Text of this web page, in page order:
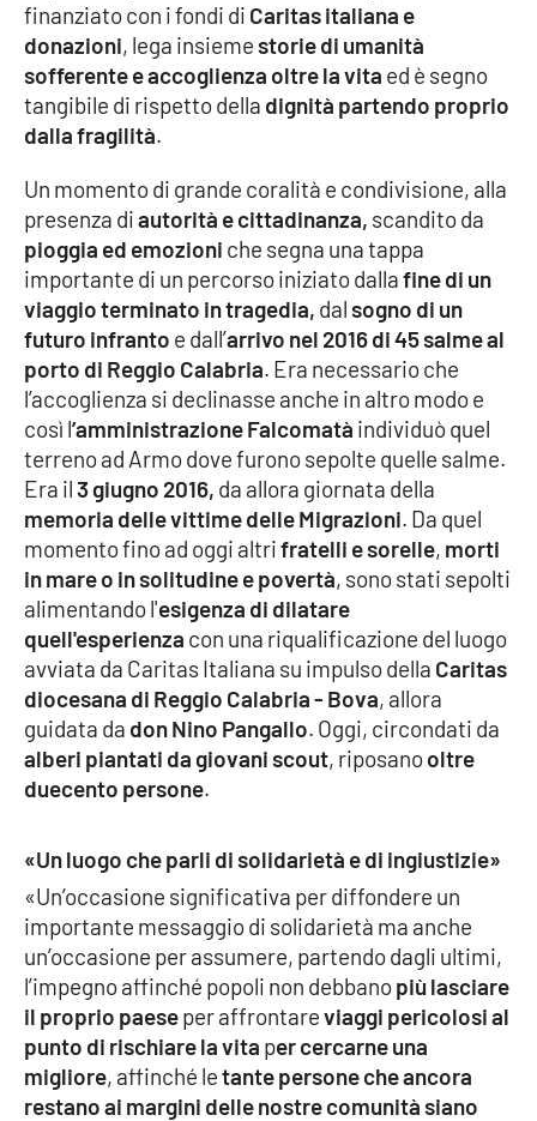
Politica
Sanità
Sport
RUBRICHE
Good Morning Vietnam
Parchi Marini Calabria
Leggendo Alvaro insieme
Imprese Di Calabria
Le perfidie di Antonella Grippo
Venti di comunicazione
STREAMING
LaC Network
LaC OnAir
EDIZIONI
LOCALI
Catanzaro
finanziato con i fondi di Caritas italiana e
donazioni, lega insiemestorie di umanità
sofferente e accoglienza oltre la vita ed è segno
tangibile di rispetto della dignità partendo proprio
dalla fragilità.
Un momento di grande coralità e condivisione, alla
presenza diautorità e cittadinanza, scandito da
pioggia ed emozioni che segna una tappa
importante di un percorso iniziato dallafine di un
viaggio terminato in tragedia, dalsogno di un
futuro infranto e dall’arrivo nel 2016 di 45 salme al
porto di Reggio Calabria. Era necessario che
l’accoglienza si declinasse anche in altro modo e
così l’amministrazione Falcomatà individuò quel
terreno ad Armo dove furono sepolte quelle salme.
Era il3 giugno 2016, da allora giornata della
memoria delle vittime delle Migrazioni. Da quel
momento fino ad oggi altrifratelli e sorelle, morti
in mare o in solitudine e povertà, sono stati sepolti
alimentando l'esigenza di dilatare
quell'esperienza con una riqualificazione del luogo
avviata da Caritas Italiana su impulso della Caritas
diocesana di Reggio Calabria - Bova, allora
guidata da don Nino Pangallo. Oggi, circondati da
alberi piantati da giovani scout, riposanooltre
duecento persone.
«Un luogo che parli di solidarietà e di ingiustizie»
«Un’occasione significativa per diffondere un
importante messaggio di solidarietà ma anche
un’occasione per assumere, partendo dagli ultimi,
l’impegno affinché popoli non debbanopiù lasciare
il proprio paeseper affrontareviaggi pericolosi al
punto di rischiare la vita per cercarne una
migliore, affinché letante persone che ancora
restano ai margini delle nostre comunità siano